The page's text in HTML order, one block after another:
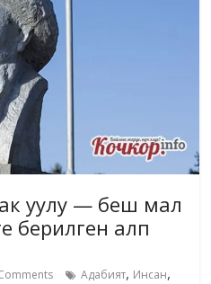
уулу — беш мал
берилген алп
Адабият, Инсан,